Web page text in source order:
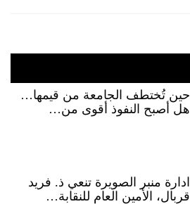
حين تُختطف الجامعة من قيمها…
هل أصبح النفوذ أقوى من…
ادارة منبر الصويرة تنعي ذ. فريد
قربال، الأمين العام للنقابة…